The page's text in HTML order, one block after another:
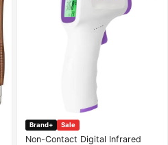
Brand+ Sale
Non-Contact Digital Infrared